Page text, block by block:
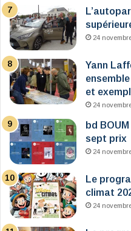
24
Yann
et
24
bd
sept prix
24
Le
climat
24